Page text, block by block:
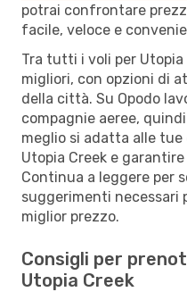
potrai confrontare
facile, veloce e
Tra tutti i voli per Utopia
migliori, con opzioni di
della città. Su Opodo
compagnie aeree,
meglio si adatta alle
Utopia Creek e
Continua a leggere per
suggerimenti necessari
miglior prezzo.
Consigli per
Utopia Creek